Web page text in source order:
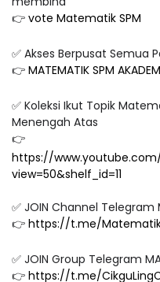
👉 vote Matematik SPM
✅ Akses Berpusat Semua
👉 MATEMATIK SPM
✅ Koleksi Ikut Topik
Menengah Atas
👉
https://
view=50&shelf_id=11
✅ JOIN Channel Telegram
👉 https://t.me/
✅ JOIN Group Telegram
👉 https://t.me/